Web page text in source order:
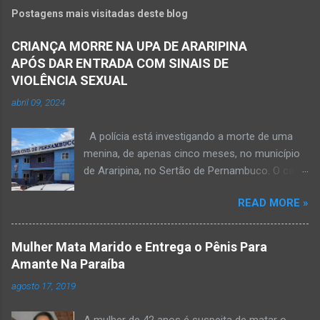
Postagens mais visitadas deste blog
CRIANÇA MORRE NA UPA DE ARARIPINA
APÓS DAR ENTRADA COM SINAIS DE
VIOLÊNCIA SEXUAL
abril 09, 2024
A polícia está investigando a morte de uma
menina, de apenas cinco meses, no município
de Araripina, no Sertão de Pernambuco. O caso
morte a esclarecer”. A PM diz que, na segunda-
feira (8), foi acionada para verificar uma
possível ocorrência de estupro de vulnerável,
na UPA da cidade, mas ao chegar ao local a
READ MORE »
Mulher Mata Marido e Entrega o Pênis Para
Amante Na Paraíba
agosto 17, 2019